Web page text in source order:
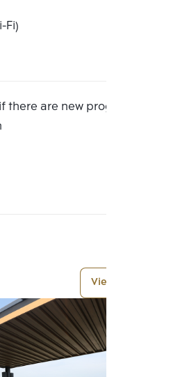
Fi)
there are new program
View More